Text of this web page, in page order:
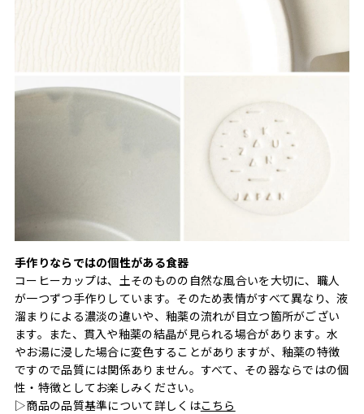
手作りならではの個性がある食器
コーヒーカップは、土そのものの自然な風合いを大切に、職人
が一つずつ手作りしています。そのため表情がすべて異なり、液
溜まりによる濃淡の違いや、釉薬の流れが目立つ箇所がござい
ます。また、貫入や釉薬の結晶が見られる場合があります。水
やお湯に浸した場合に変色することがありますが、釉薬の特徴
ですので品質には関係ありません。すべて、その器ならではの個
性・特徴としてお楽しみください。
▷商品の品質基準について詳しくはこちら